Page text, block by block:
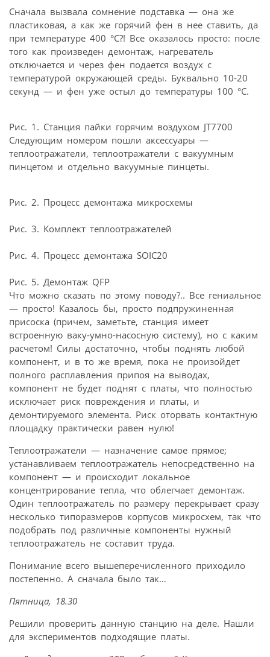
Сначала вызвала сомнение подставка — она же
пластиковая, а как же горячий фен в нее ставить, да
при температуре 400 °С?! Все оказалось просто: после
того как произведен демонтаж, нагреватель
отключается и через фен подается воздух с
температурой окружающей среды. Буквально 10-20
секунд — и фен уже остыл до температуры 100 °С.
Рис. 1. Станция пайки горячим воздухом JT7700
Следующим номером пошли аксессуары —
теплоотражатели, теплоотражатели с вакуумным
пинцетом и отдельно вакуумные пинцеты.
Рис. 2. Процесс демонтажа микросхемы
Рис. 3. Комплект теплоотражателей
Рис. 4. Процесс демонтажа SOIC20
Рис. 5. Демонтаж QFP
Что можно сказать по этому поводу?.. Все гениальное
— просто! Казалось бы, просто подпружиненная
присоска (причем, заметьте, станция имеет
встроенную ваку-умно-насосную систему), но с каким
расчетом! Силы достаточно, чтобы поднять любой
компонент, и в то же время, пока не произойдет
полного расплавления припоя на выводах,
компонент не будет поднят с платы, что полностью
исключает риск повреждения и платы, и
демонтируемого элемента. Риск оторвать контактную
площадку практически равен нулю!
Теплоотражатели — назначение самое прямое;
устанавливаем теплоотражатель непосредственно на
компонент — и происходит локальное
концентрирование тепла, что облегчает демонтаж.
Один теплоотражатель по размеру перекрывает сразу
несколько типоразмеров корпусов микросхем, так что
подобрать под различные компоненты нужный
теплоотражатель не составит труда.
Понимание всего вышеперечисленного приходило
постепенно. А сначала было так…
Пятница, 18.30
Решили проверить данную станцию на деле. Нашли
для экспериментов подходящие платы.